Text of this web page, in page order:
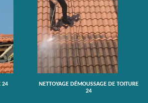
24
NETTOYAGE DÉMOUSSAGE DE TOITURE
24